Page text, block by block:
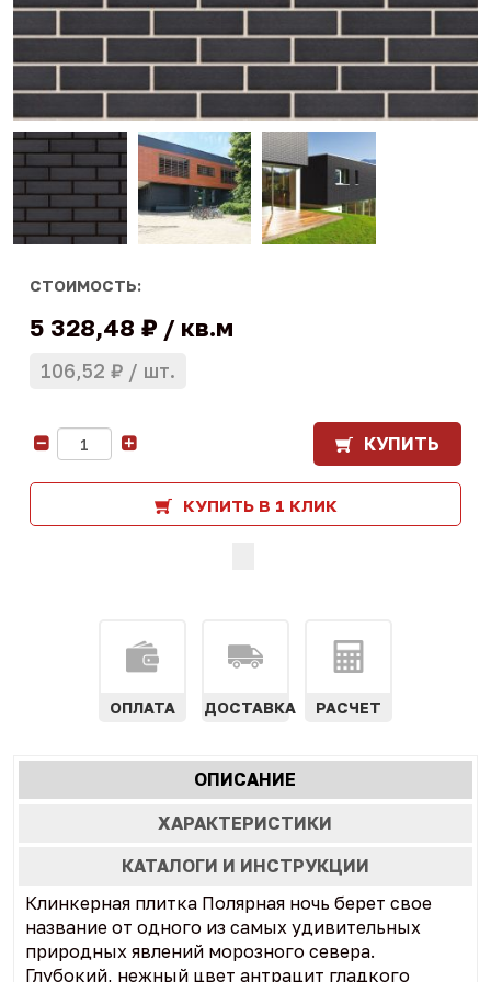
СТОИМОСТЬ:
5 328,48 ₽ кв.м
106,52 ₽ шт.
КУПИТЬ
КУПИТЬ В 1 КЛИК
ОПЛАТА ДОСТАВКА РАСЧЕТ
Характеристики
табы
ОПИСАНИЕ
ВКЛАДКА)
ХАРАКТЕРИСТИКИ
КАТАЛОГИ И ИНСТРУКЦИИ
Клинкерная плитка Полярная ночь берет свое
название от одного из самых удивительных
природных явлений морозного севера.
Глубокий, нежный цвет антрацит гладкого